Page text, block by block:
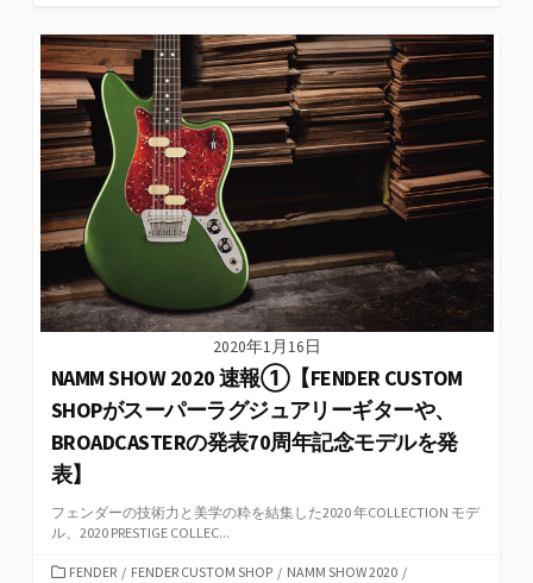
リ
ー
2020年1月16日
NAMM SHOW 2020 速報①【FENDER CUSTOM
SHOPがスーパーラグジュアリーギターや、
BROADCASTERの発表70周年記念モデルを発
表】
フェンダーの技術⼒と美学の粋を結集した2020 年COLLECTION モデ
ル、2020 PRESTIGE COLLEC...
カFENDER / FENDER CUSTOM SHOP / NAMM SHOW 2020 /